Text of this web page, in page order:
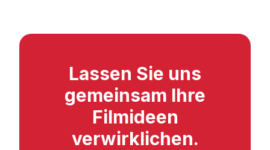
Lassen Sie uns
gemeinsam Ihre
Filmideen
verwirklichen.